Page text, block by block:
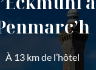
À 13 km de l’hôtel